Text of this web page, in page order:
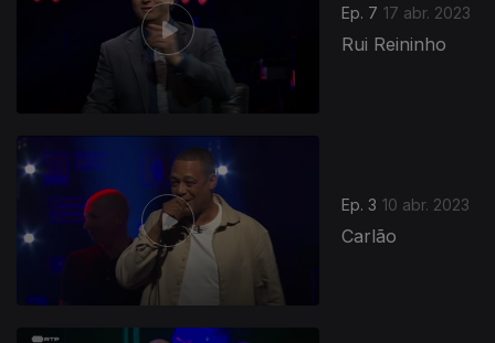
Ep. 7 17 abr. 2023
Rui Reininho
Ep. 3 10 abr. 2023
Carlão